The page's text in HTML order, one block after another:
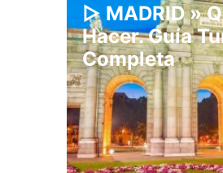
▷ MADRID »
Hacer. Guía
Completa